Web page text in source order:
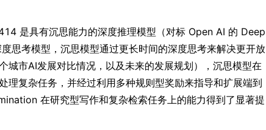
是具有沉思能力的深度推理模型（对标 Open AI 的 Deep
思考模型，沉思模型通过更长时间的深度思考来解决更开放
城市AI发展对比情况，以及未来的发展规划），沉思模型在
理复杂任务，并经过利用多种规则型奖励来指导和扩展端到
在研究型写作和复杂检索任务上的能力得到了显著提